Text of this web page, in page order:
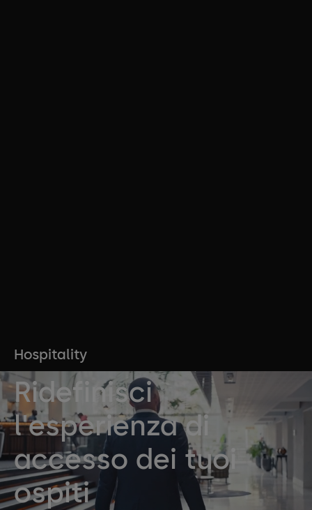
Hospitality
Ridefinisci
l'esperienza di
accesso dei tuoi
ospiti